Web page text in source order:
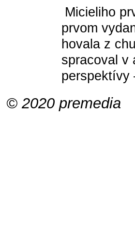
Micieliho
prvom
hovala z
spracoval v
perspektívy
© 2020 premedia